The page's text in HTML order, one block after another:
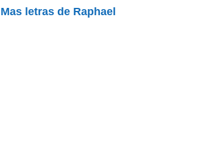
Mas letras de Raphael